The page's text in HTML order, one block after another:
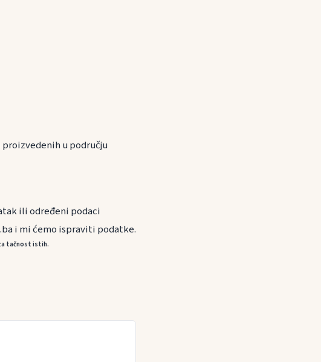
u području
ili određeni podaci
i mi ćemo ispraviti podatke.
tačnost istih.